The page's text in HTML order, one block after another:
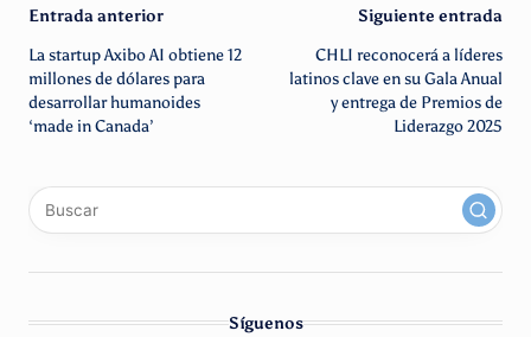
Navegación
de
entradas
Entrada anterior
La startup Axibo AI obtiene 12
millones de dólares para
desarrollar humanoides
‘made in Canada’
Siguiente entrada
CHLI reconocerá a líderes
latinos clave en su Gala Anual
y entrega de Premios de
Liderazgo 2025
Síguenos